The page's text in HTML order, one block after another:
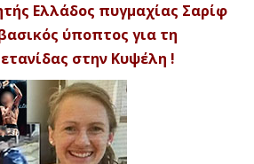
Ελλάδος πυγμαχίας Σαρίφ
ύποπτος για τη
στην Κυψέλη !